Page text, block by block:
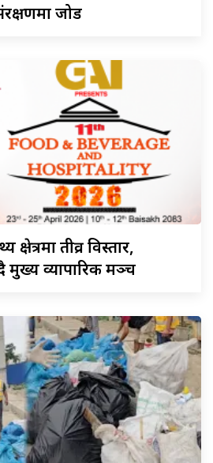
जोड
तीव्र विस्तार,
मुख्य व्यापारिक मञ्च